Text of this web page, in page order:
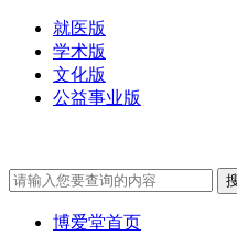
就医版
学术版
文化版
公益事业版
博爱堂首页